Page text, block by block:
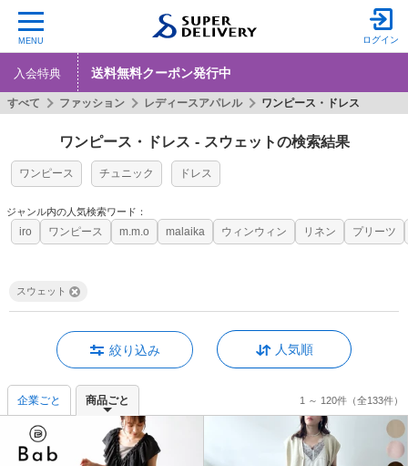
MENU ログイン
入会特典 送料無料クーポン発行中
ワンピース・ドレス - スウェットの検索結果
ワンピース チュニック ドレス
すべて ファッション レディースアパレル ワンピース・ドレス
ジャンル内の人気検索ワード：
iro ワンピース m.m.o malaika ウィンウィン リネン プリーツ
スウェット
絞り込み 人気順
企業ごと 商品ごと 1 ～ 120件（全133件）